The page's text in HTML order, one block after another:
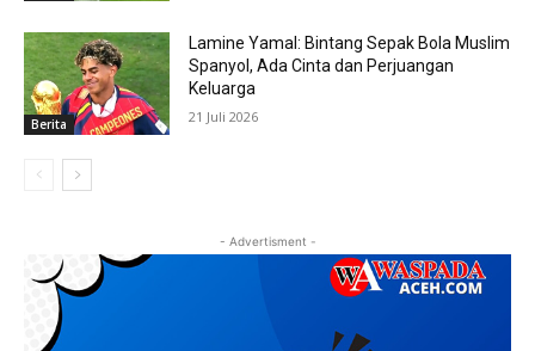
Berita
Lamine Yamal: Bintang Sepak Bola Muslim
Spanyol, Ada Cinta dan Perjuangan
Keluarga
21 Juli 2026
- Advertisment -